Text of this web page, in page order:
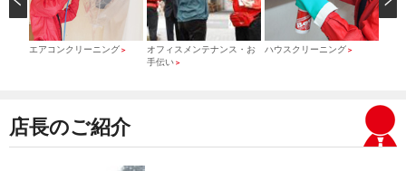
エアコンクリーニング ＞
オフィスメンテナンス・お
手伝い ＞
ハウスクリーニング ＞
店長のご紹介